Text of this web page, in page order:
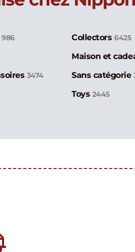
986 Collectors 6425
Maison et
3474 Sans catégorie
Toys 2445